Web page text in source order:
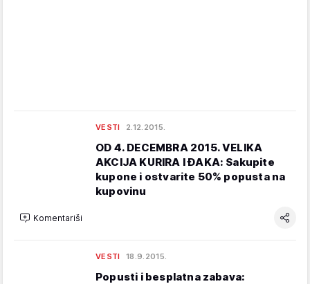
VESTI 2.12.2015.
OD 4. DECEMBRA 2015. VELIKA
AKCIJA KURIRA I ĐAKA: Sakupite
kupone i ostvarite 50% popusta na
kupovinu
Komentariši
VESTI 18.9.2015.
Popusti i besplatna zabava: